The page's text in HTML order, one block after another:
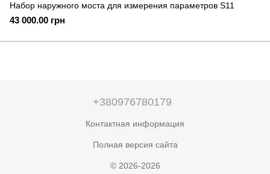
Набор наружного моста для измерения параметров S11
43 000.00 грн
+380976780179
Контактная информация
Полная версия сайта
© 2026-2026